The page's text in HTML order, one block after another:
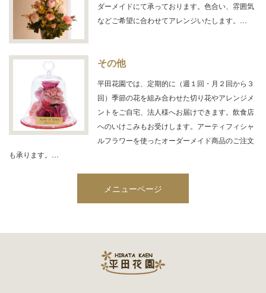
ダーメイドにて承っております。色合い、雰囲気
などご希望に合わせてアレンジいたします。…
その他
平田花園では、定期的に（週１回・月２回から３
回）季節の花を組み合わせた切り花やアレンジメ
ントをご自宅、法人様へお届けできます。飲食店
へのいけこみもお受けします。アーティフィシャ
ルフラワーを使ったオーダーメイド商品のご注文
も承ります。…
メニューページ